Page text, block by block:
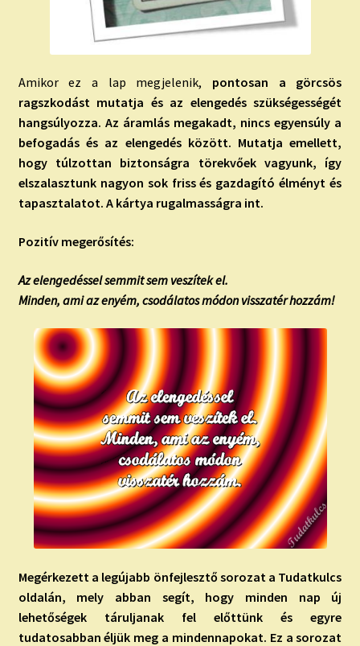
Amikor ez a lap megjelenik, pontosan a görcsös
ragszkodást mutatja és az elengedés szükségességét
hangsúlyozza. Az áramlás megakadt, nincs egyensúly a
befogadás és az elengedés között. Mutatja emellett,
hogy túlzottan biztonságra törekvőek vagyunk, így
elszalasztunk nagyon sok friss és gazdagító élményt és
tapasztalatot. A kártya rugalmasságra int.
Pozitív megerősítés:
Az elengedéssel semmit sem veszítek el.
Minden, ami az enyém, csodálatos módon visszatér hozzám!
Megérkezett a legújabb önfejlesztő sorozat a Tudatkulcs
oldalán, mely abban segít, hogy minden nap új
lehetőségek táruljanak fel előttünk és egyre
tudatosabban éljük meg a mindennapokat. Ez a sorozat